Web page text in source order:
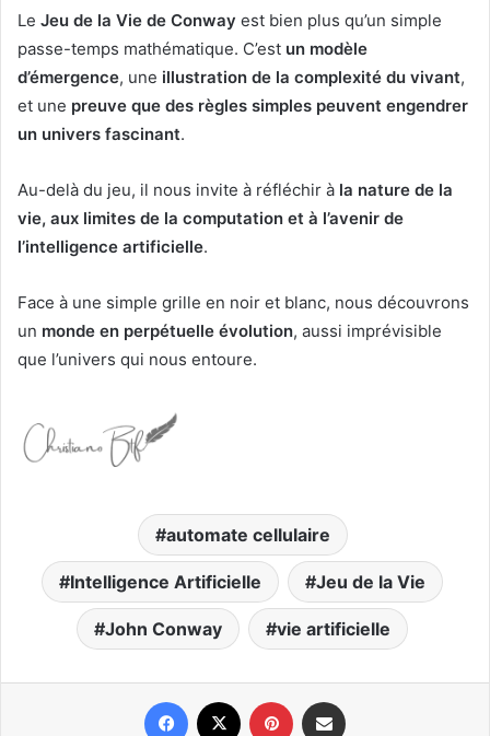
Le Jeu de la Vie de Conway est bien plus qu’un simple
passe-temps mathématique. C’est un modèle
d’émergence, une illustration de la complexité du vivant,
et une preuve que des règles simples peuvent engendrer
un univers fascinant.
Au-delà du jeu, il nous invite à réfléchir à la nature de la
vie, aux limites de la computation et à l’avenir de
l’intelligence artificielle.
Face à une simple grille en noir et blanc, nous découvrons
un monde en perpétuelle évolution, aussi imprévisible
que l’univers qui nous entoure.
automate cellulaire
Intelligence Artificielle Jeu de la Vie
John Conway vie artificielle